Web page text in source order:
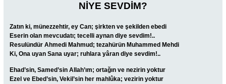
NİYE SEVDİM?
Zatın ki, münezzehtir, ey Can; şirkten ve şekilden ebedi
Eserin olan mevcudatı; tecelli aynan diye sevdim!..
Resulündür Ahmedi Mahmud; tezahürün Muhammed Mehdi
Ki, Ona uyan Sana uyar; ruhlara yâran diye sevdim!..
Ehad’sin, Samed’sin Allah’ım; ortağın ve nezirin yoktur
Ezel ve Ebed’sin, Vekil’sin her mahlûka; vezirin yoktur